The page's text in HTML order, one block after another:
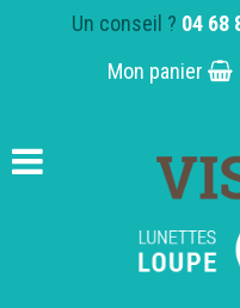
Un conseil ? 04 68
Mon panier